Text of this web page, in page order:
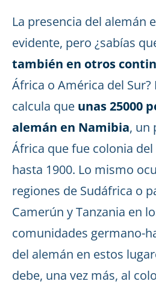
La presencia del alemán
evidente, pero ¿sabías
también en otros
África o América del
calcula que unas 25000
alemán en Namibia, un
África que fue colonia
hasta 1900. Lo mismo
regiones de Sudáfrica o
Camerún y Tanzania en
comunidades germano-
del alemán en estos
debe, una vez más, al